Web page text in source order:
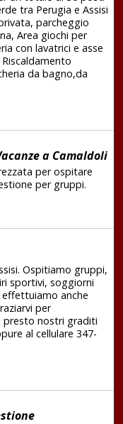
tra Perugia e Assisi
parcheggio
Area giochi per
con lavatrici e asse
da bagno,da
a Camaldoli
per ospitare
per gruppi.
Ospitiamo gruppi,
sportivi, soggiorni
anche
per
presto nostri graditi
al cellulare 347-